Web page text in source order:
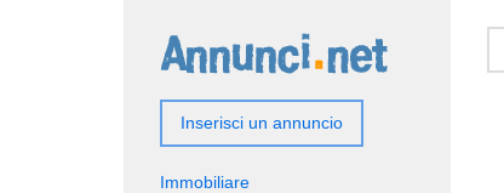
Inserisci un annuncio
Immobiliare